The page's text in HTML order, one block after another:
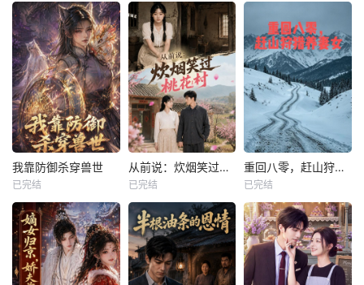
我靠防御杀穿兽世
我靠防御杀穿兽世
已完结
从前说：炊烟笑过桃花村 从前说：炊烟笑过桃花村
已完结
重回八零，赶山狩猎养妻女 重回八零，赶山狩猎养妻女
已完结